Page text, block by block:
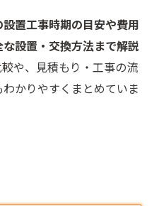
置工事時期の目安や費用
設置・交換方法まで解説
や、見積もり・工事の流
かりやすくまとめていま